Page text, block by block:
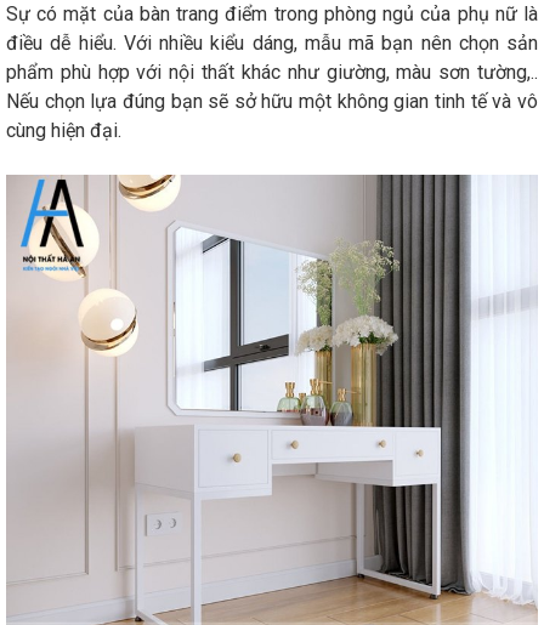
Sự có mặt của bàn trang điểm trong phòng ngủ của phụ nữ là
điều dễ hiểu. Với nhiều kiểu dáng, mẫu mã bạn nên chọn sản
phẩm phù hợp với nội thất khác như giường, màu sơn tường,..
Nếu chọn lựa đúng bạn sẽ sở hữu một không gian tinh tế và vô
cùng hiện đại.